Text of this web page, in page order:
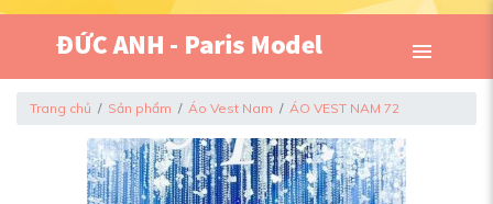
Trang chủ Sản phẩm Áo Vest Nam ÁO VEST NAM 72